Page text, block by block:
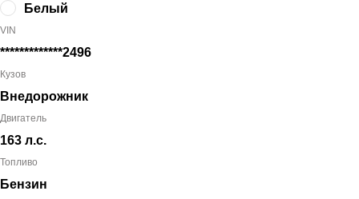
Белый
VIN
*************2496
Кузов
Внедорожник
Двигатель
163 л.с.
Топливо
Бензин